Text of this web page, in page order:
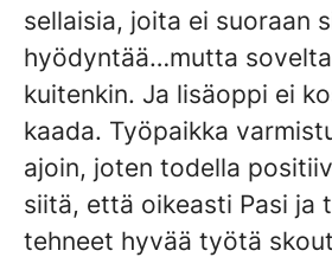
sellaisia, joita ei suoraan
hyödyntää…mutta
kuitenkin. Ja lisäoppi ei
kaada. Työpaikka
ajoin, joten todella
siitä, että oikeasti Pasi ja
tehneet hyvää työtä